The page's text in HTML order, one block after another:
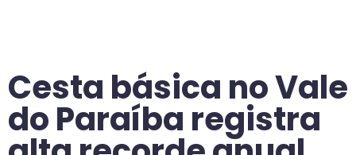
Cesta básica no Vale
do Paraíba registra